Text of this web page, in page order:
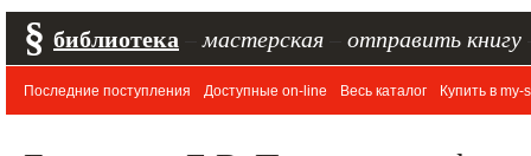
§ библиотека мастерская отправить книгу
Последние поступления Доступные on-line Весь каталог Купить в my-